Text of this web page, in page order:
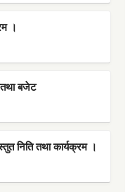
।
बजेट
निति तथा कार्यक्रम ।